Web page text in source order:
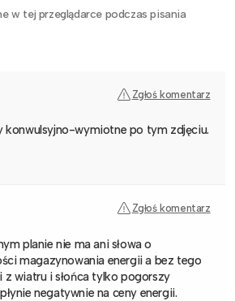
w tej przeglądarce podczas pisania
Zgłoś komentarz
konwulsyjno-wymiotne po tym zdjęciu.
Zgłoś komentarz
planie nie ma ani słowa o
magazynowania energii a bez tego
z wiatru i słońca tylko pogorszy
negatywnie na ceny energii.